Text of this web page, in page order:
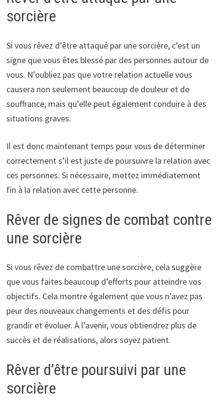
sorcière
Si vous rêvez d’être attaqué par une sorcière, c’est un
signe que vous êtes blessé par des personnes autour de
vous. N’oubliez pas que votre relation actuelle vous
causera non seulement beaucoup de douleur et de
souffrance, mais qu’elle peut également conduire à des
situations graves.
Il est donc maintenant temps pour vous de déterminer
correctement s’il est juste de poursuivre la relation avec
ces personnes. Si nécessaire, mettez immédiatement
fin à la relation avec cette personne.
Rêver de signes de combat contre
une sorcière
Si vous rêvez de combattre une sorcière, cela suggère
que vous faites beaucoup d’efforts pour atteindre vos
objectifs. Cela montre également que vous n’avez pas
peur des nouveaux changements et des défis pour
grandir et évoluer. À l’avenir, vous obtiendrez plus de
succès et de réalisations, alors soyez patient.
Rêver d’être poursuivi par une
sorcière